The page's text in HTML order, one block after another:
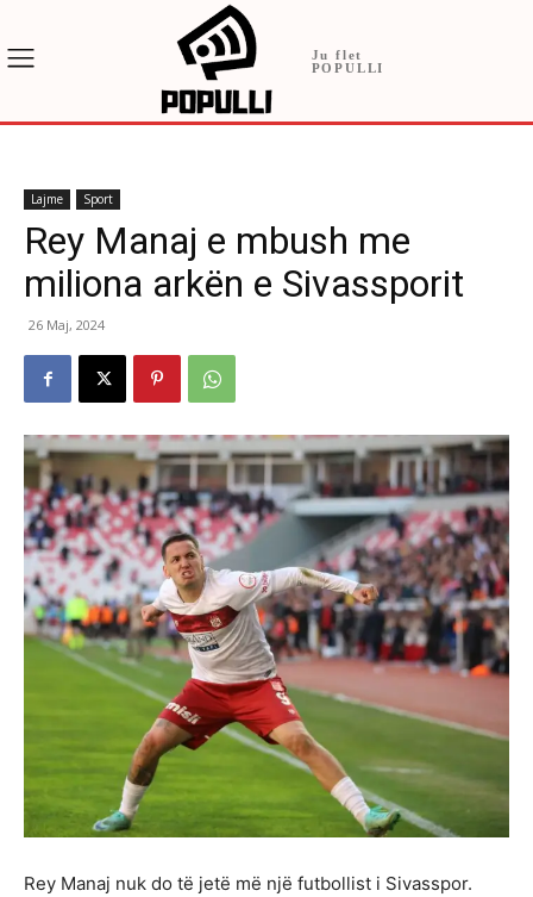
Ju flet
POPULLI
Lajme Sport
Rey Manaj e mbush me
miliona arkën e Sivassporit
26 Maj, 2024
Rey Manaj nuk do të jetë më një futbollist i Sivasspor.